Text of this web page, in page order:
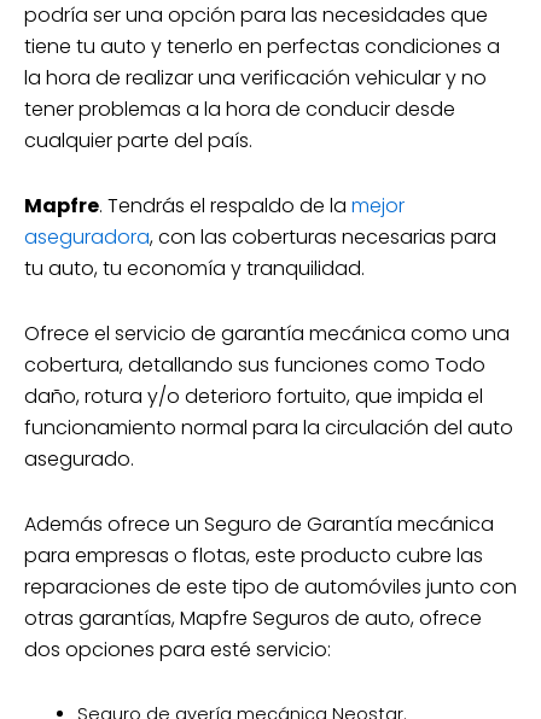
podría ser una opción para las necesidades que
tiene tu auto y tenerlo en perfectas condiciones a
la hora de realizar una verificación vehicular y no
tener problemas a la hora de conducir desde
cualquier parte del país.
Mapfre. Tendrás el respaldo de la mejor
aseguradora, con las coberturas necesarias para
tu auto, tu economía y tranquilidad.
Ofrece el servicio de garantía mecánica como una
cobertura, detallando sus funciones como Todo
daño, rotura y/o deterioro fortuito, que impida el
funcionamiento normal para la circulación del auto
asegurado.
Además ofrece un Seguro de Garantía mecánica
para empresas o flotas, este producto cubre las
reparaciones de este tipo de automóviles junto con
otras garantías, Mapfre Seguros de auto, ofrece
dos opciones para esté servicio: